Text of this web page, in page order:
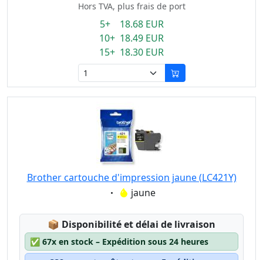
Hors TVA, plus frais de port
5+ 18.68 EUR
10+ 18.49 EUR
15+ 18.30 EUR
Brother cartouche d'impression jaune (LC421Y)
Eigenschaft:
jaune
📦 Lagerstatus:
Disponibilité et délai de livraison
✅ 67x en stock – Expédition sous 24 heures